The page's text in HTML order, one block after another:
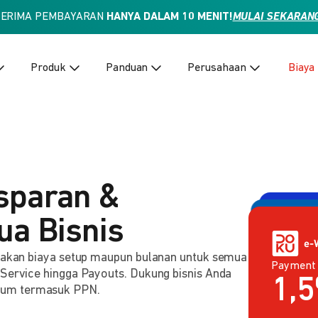
PEMBAYARAN HANYA DALAM 10 MENIT!MULAI
Produk Panduan Perusahaan Biaya
&
Bisnis
biaya setup maupun bulanan untuk semua
hingga Payouts. Dukung bisnis Anda
termasuk PPN.
Payment
Payment